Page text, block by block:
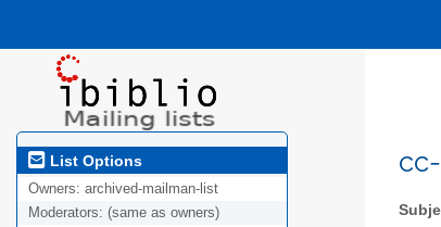
List Options
Owners: archived-mailman-list
Moderators: (same as owners)